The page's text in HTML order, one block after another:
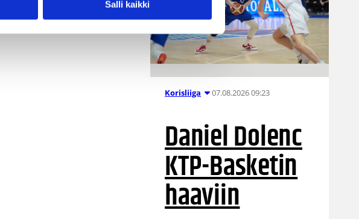
Salli kaikki
Korisliiga 07.08.2026 09:23
Daniel Dolenc
KTP-Basketin
haaviin